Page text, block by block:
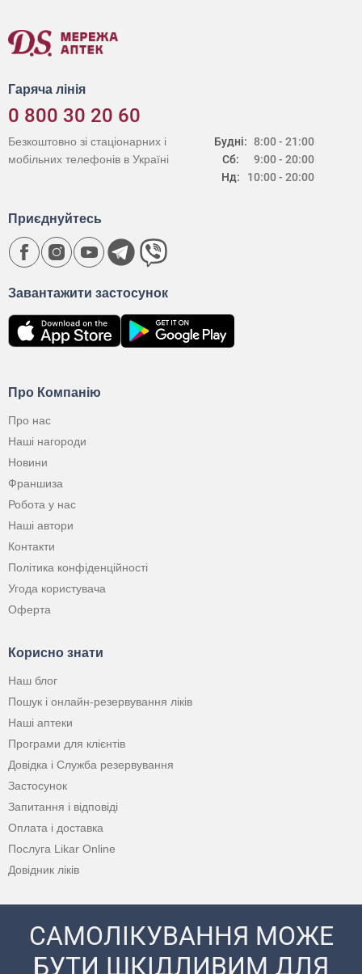
Гаряча лінія
0 800 30 20 60
Будні:
Сб:
Нд:
8:00 - 21:00
9:00 - 20:00
10:00 - 20:00
Безкоштовно зі стаціонарних і
мобільних телефонів в Україні
Про Компанію
Про нас
Наші нагороди
Новини
Франшиза
Робота у нас
Наші автори
Контакти
Політика конфіденційності
Угода користувача
Оферта
Корисно знати
Наш блог
Пошук і онлайн-резервування ліків
Наші аптеки
Програми для клієнтів
Довідка і Служба резервування
Застосунок
Запитання і відповіді
Оплата і доставка
Послуга Likar Online
Довідник ліків
Завантажити застосунок
Приєднуйтесь
САМОЛІКУВАННЯ МОЖЕ
БУТИ ШКІДЛИВИМ ДЛЯ